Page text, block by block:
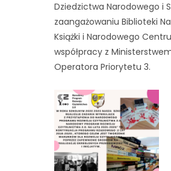
Dziedzictwa Narodowego i
zaangażowaniu Biblioteki
Książki i Narodowego
współpracy z
Operatora Priorytetu 3.